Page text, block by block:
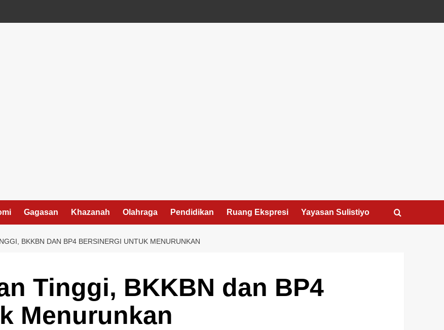
Gagasan Khazanah Olahraga Pendidikan Ruang Ekspresi Yayasan Sulistiyo
BKKBN DAN BP4 BERSINERGI UNTUK MENURUNKAN
Tinggi, BKKBN dan BP4
Menurunkan